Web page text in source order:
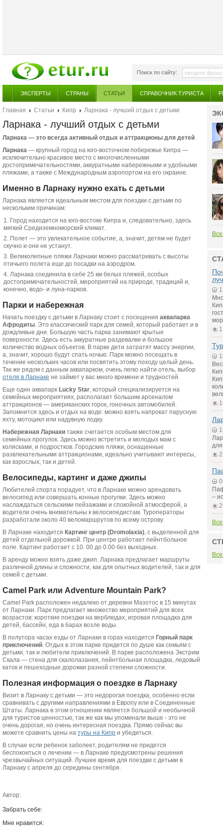
Поиск по сайту:
ЭКСПЕРТЫ СТРАНЫ СТАТЬИ СПРАВОЧНИК ТУРИСТА
Главная Статьи Кипр Ларнака - лучший отдых с детьми
Ларнака - лучший отдых с детьми
Ларнака — это всегда активный отдых и аттракционы для детей
Ларнака — крупный город на юго-восточном побережье Кипра —
исключительно красивое место с многочисленными
достопримечательностями, аккуратными набережными и удобными
пляжами, а также с Международным аэропортом на его окраине.
Именно в Ларнаку нужно ехать с детьми
Ларнака является идеальным местом для поездки с детьми по
нескольким причинам:
Город находится на юго-востоке Кипра и, следовательно, здесь
мягкий Средиземноморский климат.
Полет — это увлекательное событие, а, значит, детям не будет
скучно и они не устанут.
Великолепные пляжи Ларнаки можно рассматривать с высоты
птичьего полета еще до посадки на аэродром.
Ларнака соединила в себе 25 км белых пляжей, особых
достопримечательностей, мероприятий на природе, традиций и,
конечно, водо- и луна-парков.
Парки и набережная
Начать поездку с детьми в Ларнаку стоит с посещения аквапарка
Афродиты. Это классический парк для семей, который работает и в
дождливые дни. Большую часть парка занимают крытые
поверхности. Здесь есть аккуратные раздевалки и большое
количество водных объектов. В парке дети затратят массу энергии,
а, значит, хорошо будут спать ночью. Парк можно посещать в
течение нескольких часов или посвятить этому походу целый день.
Так же рядом с данным аквапарком, очень легко найти отель, выбор
отеля в Ларнаке не займет у вас много времени и трудностей.
Еще один аквапарк Lucky Star, который специализируется на
семейных мероприятиях, располагает большим арсеналом
аттракционов — американских горок, гоночных автомобилей.
Запомнится здесь и отдых на воде: можно взять напрокат парусную
яхту, мотоцикл или надувную лодку.
Набережная Ларнаки также считается особым местом для
семейных прогулок. Здесь можно встретить и молодых мам с
колясками, и подростков. Городские пляжи, оснащенные
развлекательными аттракционами, идеально учитывают интересы,
как взрослых, так и детей.
Велосипеды, картинг и даже джипы
Любителей спорта порадует, что в Ларнаке можно арендовать
велосипед или совершать конные прогулки. Здесь можно
наслаждаться сельскими пейзажами и спокойной атмосферой, а
водители очень внимательны к велосипедистам. Туроператоры
разработали около 40 веломаршрутов по всему острову.
В Ларнаке находится Картинг центр (Dromolaxia), с выделенной для
детей отдельной дорожкой. При центре работает пейнтбольное
поле. Картинг работает с 10. 00 до 0.00 без выходных.
В аренду можно взять даже джип. Ларнака предлагает маршруты
различной длины и сложности, как для опытных водителей, так и для
семей с детьми.
Camel Park или Adventure Mountain Park?
Camel Park расположен недалеко от деревни Мазотос в 15 минутах
от Ларнаки. Парк предлагает множество мероприятий для всех
возрастов: короткие поездки на верблюдах, игровая площадка для
детей, бассейн, еда в барах возле воды.
В полутора часах езды от Ларнаки в горах находится Горный парк
приключений. Отдых в этом парке придется по душе как семьям с
детьми, так и любители приключений. В парке расположена Экстрим
Скала — стена для скалолазания, пейнтбольная площадка, ледовый
каток и пешеходные дорожки разной степени сложности.
Полезная информация о поездке в Ларнаку
Визит в Ларнаку с детьми — это недорогая поездка, особенно если
сравнивать с другими направлениями в Европу или в Соединенные
Штаты. Ларнака в этом отношении является большой и необычной
для туристов ценностью, так же как мы упоминали выше - это не
очень дорогая, но очень интересная поездка. Прямо сейчас вы
можете сравнить цены на туры на Кипр и убедиться.
В случае если ребенок заболеет, родителям не придется
беспокоиться о лечении — в Ларнаке предусмотрены решения
чрезвычайных ситуаций. Лучшее время для поездки с детьми в
Ларнаку с апреля до середины сентября.
Автор:
Забрать себе:
Мне нравится:
–